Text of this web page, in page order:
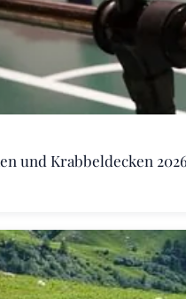
und Krabbeldecken